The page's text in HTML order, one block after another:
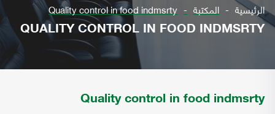
الرئيسية المكتبة Quality control in food indmsrty
QUALITY CONTROL IN FOOD INDMSRTY
Quality control in food indmsrty